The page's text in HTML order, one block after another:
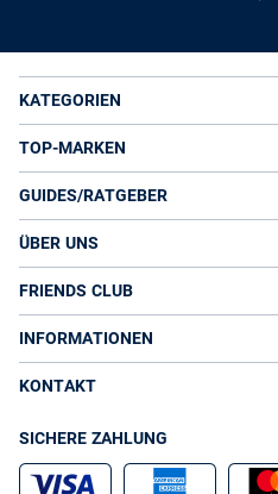
GRAAF natürlich auch elegante
richtig, wenn Sie ein Fest planen,
den Großeltern eingeladen sind
Kein Hemd für alle Tage, aber mit
ganz besonderen Tag, das ist
aus einem edlen Stoff, das Sie mit
Sakko kombinieren können. In der
darf es dann wieder das lässige
Sie zum Jeanshemd oder
mit Holzfäller-Karo - erlaubt ist, was
Bestellen Sie bei VAN
günstig online
Unser breites Sortiment wartet
werden. Hemden für Jungs finden
unabhängig vom Wetter und von
am Wochenende. Nutzen Sie
KATEGORIEN
TOP-MARKEN
GUIDES/RATGEBER
ÜBER UNS
FRIENDS CLUB
INFORMATIONEN
KONTAKT
SICHERE ZAHLUNG